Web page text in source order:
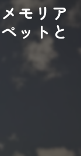
モリア
ットと